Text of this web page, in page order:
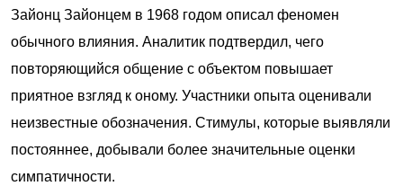
Зайонц Зайонцем в 1968 годом описал феномен
обычного влияния. Аналитик подтвердил, чего
повторяющийся общение с объектом повышает
приятное взгляд к оному. Участники опыта оценивали
неизвестные обозначения. Стимулы, которые выявляли
постояннее, добывали более значительные оценки
симпатичности.